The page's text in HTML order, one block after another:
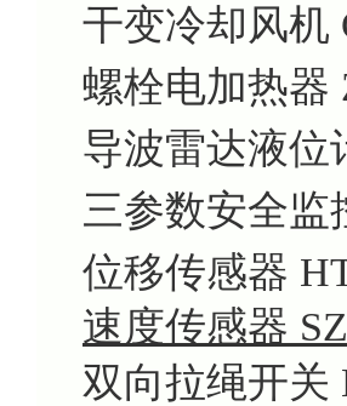
干变冷却风机
螺栓电加热器
导波雷达液位
三参数安全监
位移传感器
速度传感器
双向拉绳开关